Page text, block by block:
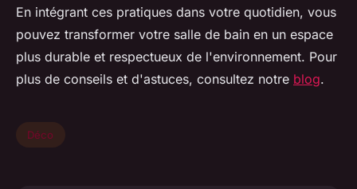
En intégrant ces pratiques dans votre quotidien, vous
pouvez transformer votre salle de bain en un espace
plus durable et respectueux de l'environnement. Pour
plus de conseils et d'astuces, consultez notre blog.
Déco